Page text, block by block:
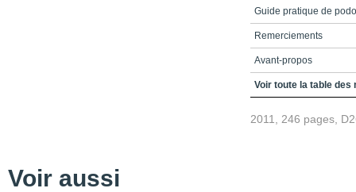
Guide pratique de
Remerciements
Avant-propos
Présentation
Voir toute la table des
2011, 246 pages,
Voir aussi